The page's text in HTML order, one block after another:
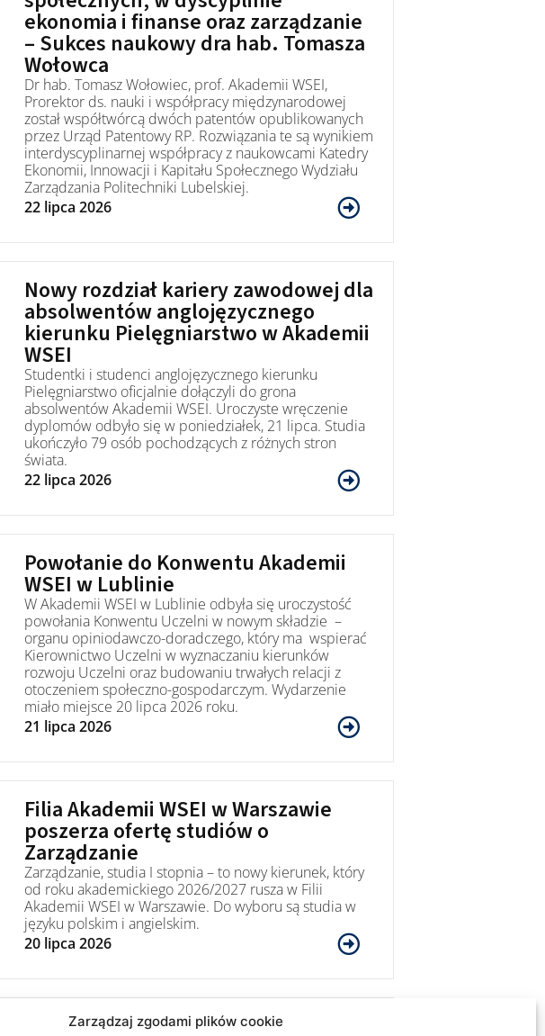
Zarządzaj zgodami plików cookie
ekonomia i finanse oraz zarządzanie
– Sukces naukowy dra hab. Tomasza
Wołowca
Dr hab. Tomasz Wołowiec, prof. Akademii WSEI,
Prorektor ds. nauki i współpracy międzynarodowej
został współtwórcą dwóch patentów opublikowanych
przez Urząd Patentowy RP. Rozwiązania te są wynikiem
interdyscyplinarnej współpracy z naukowcami Katedry
Ekonomii, Innowacji i Kapitału Społecznego Wydziału
Zarządzania Politechniki Lubelskiej.
22 lipca 2026
Nowy rozdział kariery zawodowej dla
absolwentów anglojęzycznego
kierunku Pielęgniarstwo w Akademii
WSEI
Studentki i studenci anglojęzycznego kierunku
Pielęgniarstwo oficjalnie dołączyli do grona
absolwentów Akademii WSEI. Uroczyste wręczenie
dyplomów odbyło się w poniedziałek, 21 lipca. Studia
ukończyło 79 osób pochodzących z różnych stron
świata.
22 lipca 2026
Powołanie do Konwentu Akademii
WSEI w Lublinie
W Akademii WSEI w Lublinie odbyła się uroczystość
powołania Konwentu Uczelni w nowym składzie –
organu opiniodawczo-doradczego, który ma wspierać
Kierownictwo Uczelni w wyznaczaniu kierunków
rozwoju Uczelni oraz budowaniu trwałych relacji z
otoczeniem społeczno-gospodarczym. Wydarzenie
miało miejsce 20 lipca 2026 roku.
21 lipca 2026
Filia Akademii WSEI w Warszawie
poszerza ofertę studiów o
Zarządzanie
Zarządzanie, studia I stopnia – to nowy kierunek, który
od roku akademickiego 2026/2027 rusza w Filii
Akademii WSEI w Warszawie. Do wyboru są studia w
języku polskim i angielskim.
20 lipca 2026
Unijne wsparcie dla studentów